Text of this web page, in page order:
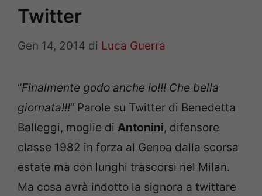
Twitter
Gen 14, 2014 di Luca Guerra
“Finalmente godo anche io!!! Che bella
giornata!!!” Parole su Twitter di Benedetta
Balleggi, moglie di Antonini, difensore
classe 1982 in forza al Genoa dalla scorsa
estate ma con lunghi trascorsi nel Milan.
Ma cosa avrà indotto la signora a twittare